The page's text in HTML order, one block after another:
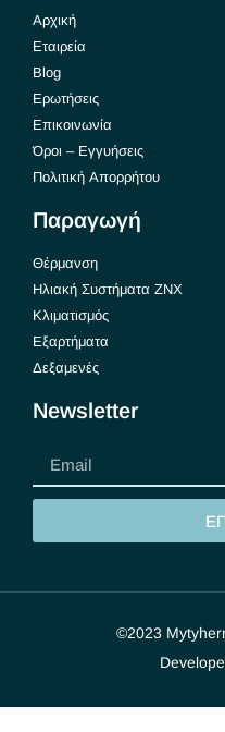
Αρχική
Εταιρεία
Blog
Ερωτήσεις
Επικοινωνία
Όροι – Εγγυήσεις
Πολιτική Απορρήτου
Παραγωγή
Θέρμανση
Ηλιακή Συστήματα ΖΝΧ
Κλιματισμός
Εξαρτήματα
Δεξαμενές
Newsletter
©2023